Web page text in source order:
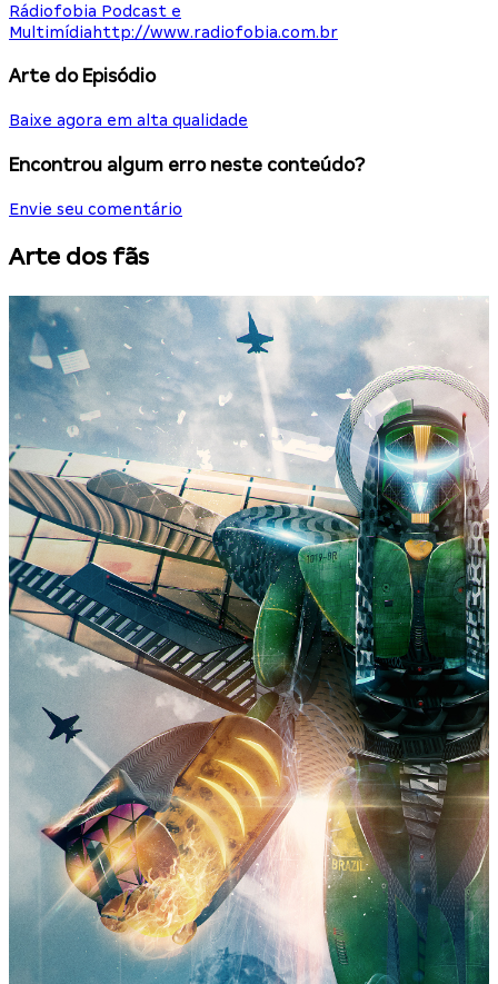
Rádiofobia Podcast e
Multimídia http://www.radiofobia.com.br
Arte do Episódio
Baixe agora em alta qualidade
Encontrou algum erro neste conteúdo?
Envie seu comentário
Arte dos fãs